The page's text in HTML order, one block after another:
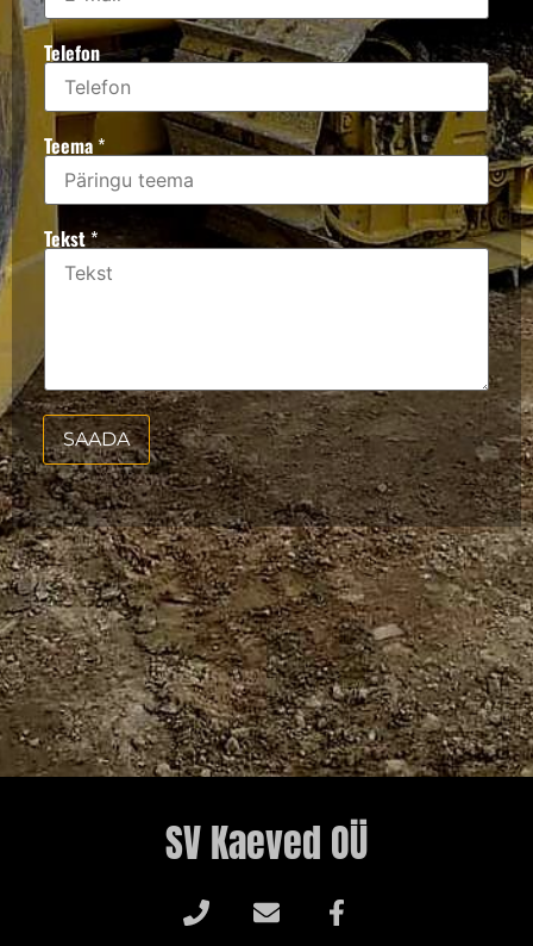
Telefon
Teema*
Tekst*
SAADA
SV Kaeved OÜ